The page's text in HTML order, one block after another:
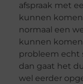
afspraak met
kunnen
normaal een
kunnen
probleem echt
dan gaat het
wel eerder